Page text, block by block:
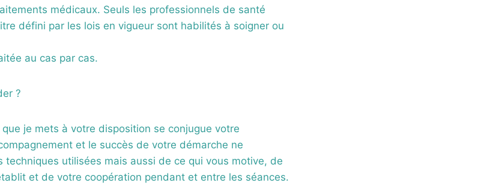
médicaux. Seuls les professionnels de santé
défini par les lois en vigueur sont habilités à soigner ou
au cas par cas.
?
je mets à votre disposition se conjugue votre
et le succès de votre démarche ne
utilisées mais aussi de ce qui vous motive, de
et de votre coopération pendant et entre les séances.